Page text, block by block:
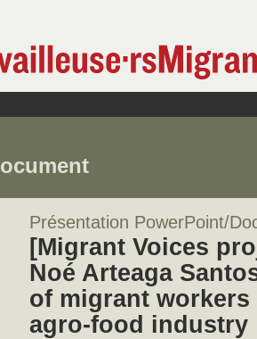
Présentation PowerPoint/
[Migrant Voices
Noé Arteaga
of migrant workers
agro-food industry